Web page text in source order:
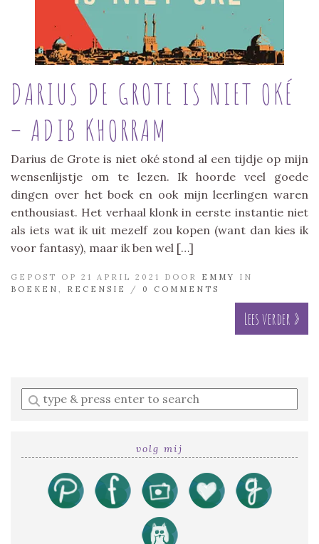
DARIUS DE GROTE IS NIET OKÉ
– ADIB KHORRAM
Darius de Grote is niet oké stond al een tijdje op mijn
wensenlijstje om te lezen. Ik hoorde veel goede
dingen over het boek en ook mijn leerlingen waren
enthousiast. Het verhaal klonk in eerste instantie niet
als iets wat ik uit mezelf zou kopen (want dan kies ik
voor fantasy), maar ik ben wel […]
GEPOST OP 21 APRIL 2021 DOOR EMMY
IN
BOEKEN
RECENSIE / 0 COMMENTS
Lees verder »
Enter
a
volg mij